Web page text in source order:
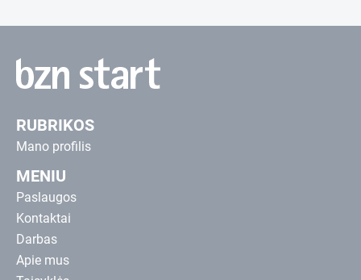
RUBRIKOS
Mano profilis
MENIU
Paslaugos
Kontaktai
Darbas
Apie mus